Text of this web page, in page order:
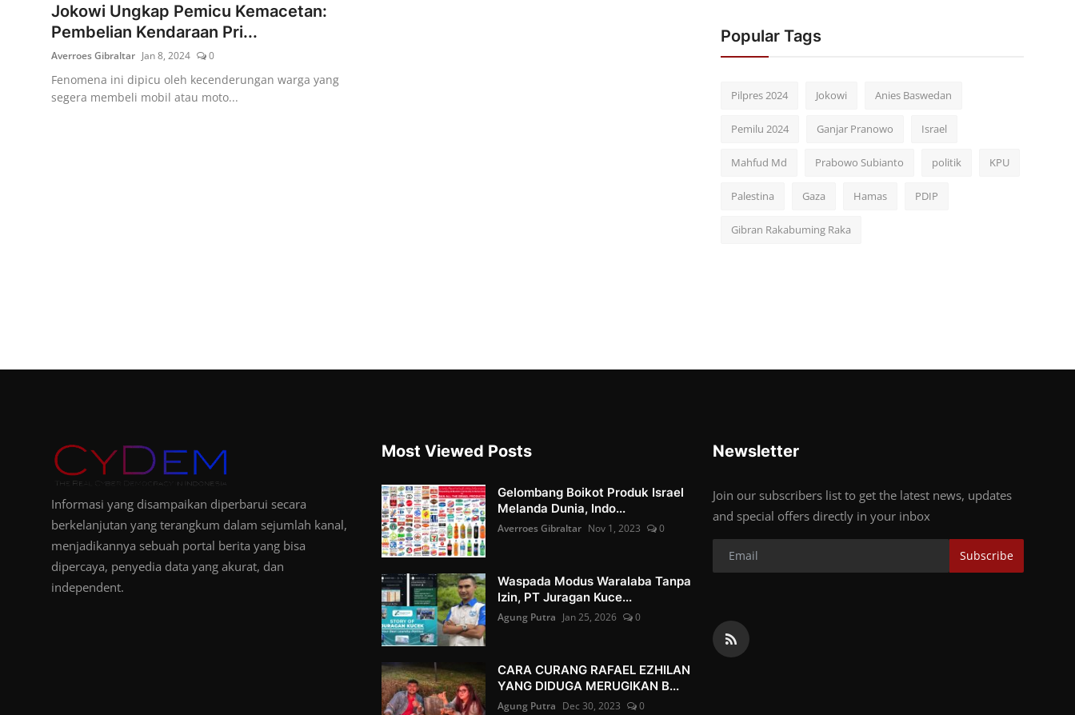
Jokowi Ungkap Pemicu Kemacetan:
Pembelian Kendaraan Pri...
Averroes Gibraltar Jan 8, 2024 0
Fenomena ini dipicu oleh kecenderungan warga yang
segera membeli mobil atau moto...
Popular Tags
Pilpres 2024 Jokowi Anies Baswedan
Pemilu 2024 Ganjar Pranowo Israel
Mahfud Md Prabowo Subianto politik KPU
Palestina Gaza Hamas PDIP
Gibran Rakabuming Raka
Informasi yang disampaikan diperbarui secara
berkelanjutan yang terangkum dalam sejumlah kanal,
menjadikannya sebuah portal berita yang bisa
dipercaya, penyedia data yang akurat, dan
independent.
Most Viewed Posts
Gelombang Boikot Produk Israel
Melanda Dunia, Indo...
Averroes Gibraltar Nov 1, 2023 0
Waspada Modus Waralaba Tanpa
Izin, PT Juragan Kuce...
Agung Putra Jan 25, 2026 0
CARA CURANG RAFAEL EZHILAN
YANG DIDUGA MERUGIKAN B...
Agung Putra Dec 30, 2023 0
Newsletter
Join our subscribers list to get the latest news, updates
and special offers directly in your inbox
Subscribe